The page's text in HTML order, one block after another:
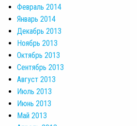
Февраль 2014
Январь 2014
Декабрь 2013
Ноябрь 2013
Октябрь 2013
Сентябрь 2013
Август 2013
Июль 2013
Июнь 2013
Май 2013